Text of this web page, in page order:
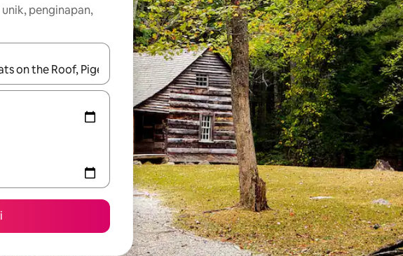
penginapan,
telusuri dengan tombol panah ke atas dan ke bawah atau jelajahi dengan sentuhan